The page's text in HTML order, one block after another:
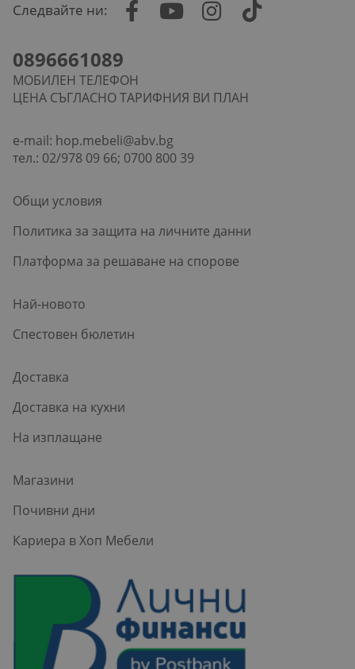
Следвайте ни:
0896661089
МОБИЛЕН ТЕЛЕФОН
ЦЕНА СЪГЛАСНО ТАРИФНИЯ ВИ ПЛАН
e-mail: hop.mebeli@abv.bg
тел.: 02/978 09 66; 0700 800 39
Общи условия
Политика за защита на личните данни
Платформа за решаване на спорове
Най-новото
Спестовен бюлетин
Доставка
Доставка на кухни
На изплащане
Магазини
Почивни дни
Кариера в Хоп Мебели